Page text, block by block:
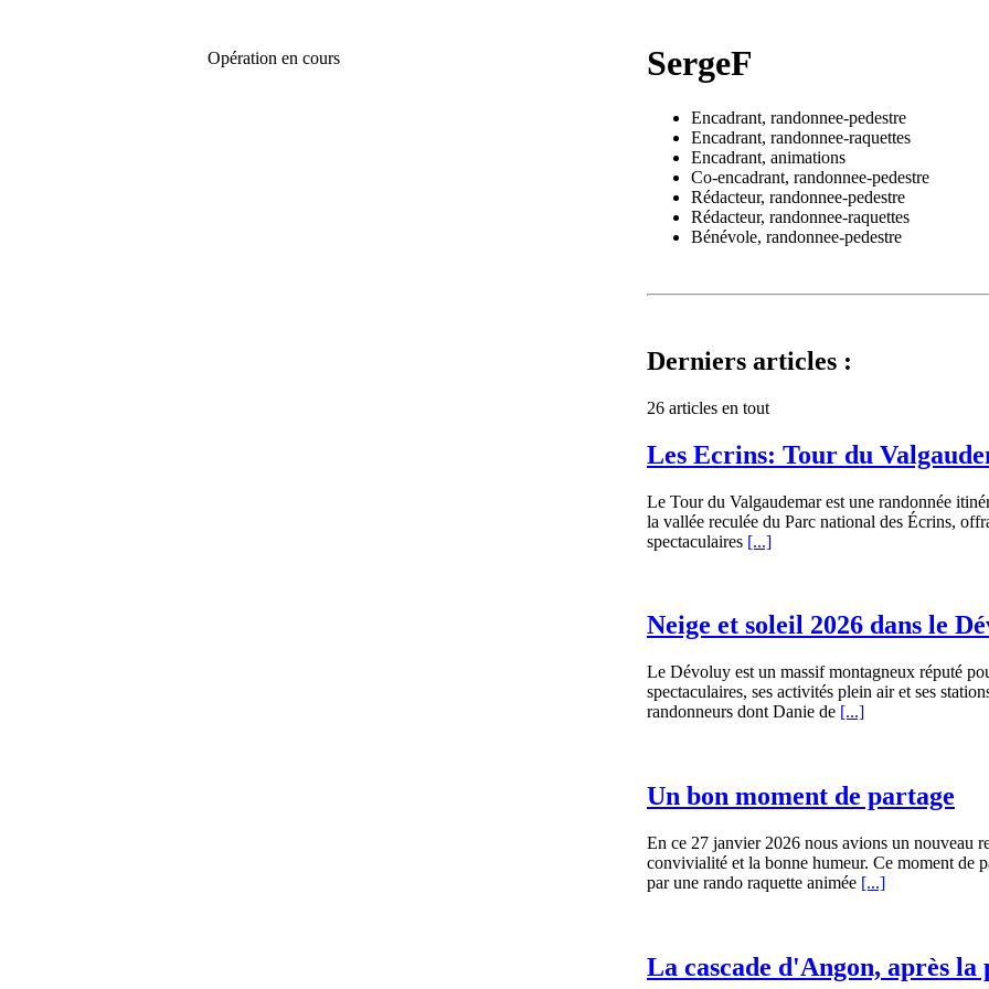
SergeF
Encadrant, randonnee-pedestre
Encadrant, randonnee-raquettes
Encadrant, animations
Co-encadrant, randonnee-pedestre
Rédacteur, randonnee-pedestre
Rédacteur, randonnee-raquettes
Bénévole, randonnee-pedestre
Derniers articles :
26 articles en tout
Les Ecrins: Tour du
Le Tour du Valgaudemar est une randonnée
la vallée reculée du Parc national des Écrins,
spectaculaires [...]
Neige et soleil 2026 dans le
Le Dévoluy est un massif montagneux réputé
spectaculaires, ses activités plein air et ses
randonneurs dont Danie de [...]
Un bon moment de partage
En ce 27 janvier 2026 nous avions un nouveau
convivialité et la bonne humeur. Ce moment de
par une rando raquette animée [...]
La cascade d'Angon, après la
Opération en cours